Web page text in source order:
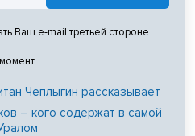
Ваш e-mail третьей стороне.
Чеплыгин рассказывает
– кого содержат в самой